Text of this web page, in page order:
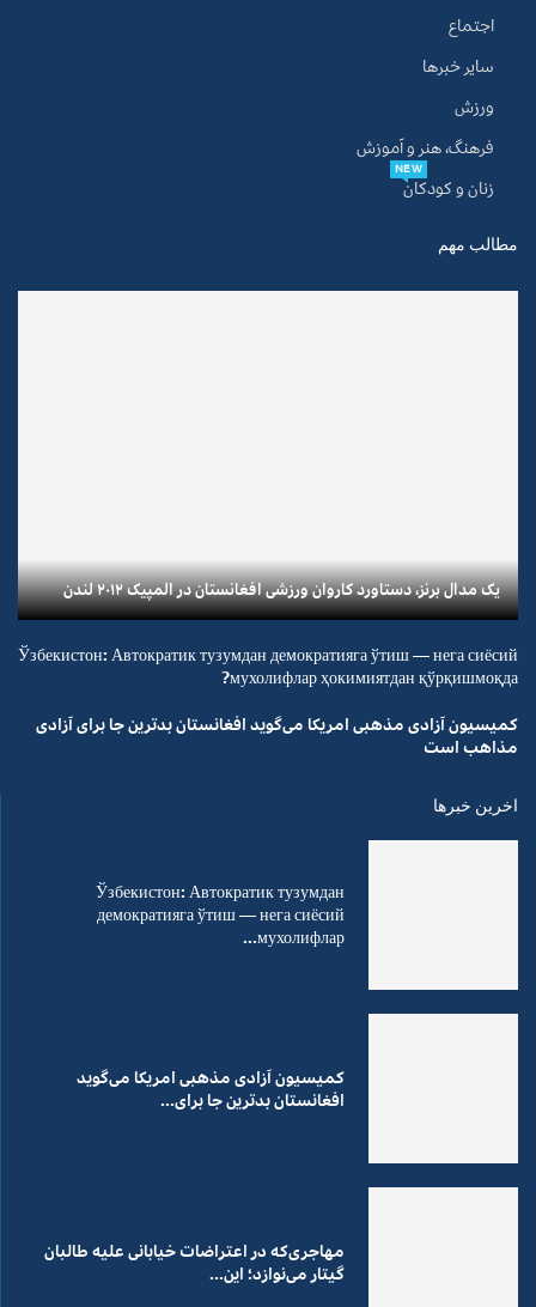
اجتماع
سایر خبرها
ورزش
فرهنگ، هنر و آموزش
زنان و کودکان
NEW
مطالب مهم
یک مدال برنز، دستاورد کاروان ورزشی افغانستان در المپیک ۲۰۱۲ لندن
Ўзбекистон: Автократик тузумдан демократияга ўтиш — нега сиёсий
мухолифлар ҳокимиятдан қўрқишмоқда?
کمیسیون آزادی مذهبی امریکا می‌گوید افغانستان بدترین جا برای آزادی
مذاهب است
اخرین خبرها
Ўзбекистон: Автократик тузумдан
демократияга ўтиш — нега сиёсий
мухолифлар...
کمیسیون آزادی مذهبی امریکا می‌گوید
افغانستان بدترین جا برای...
مهاجری‌که در اعتراضات خیابانی علیه طالبان
گیتار می‌نوازد؛ این...